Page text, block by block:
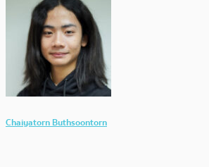
Chaiyatorn Buthsoontorn